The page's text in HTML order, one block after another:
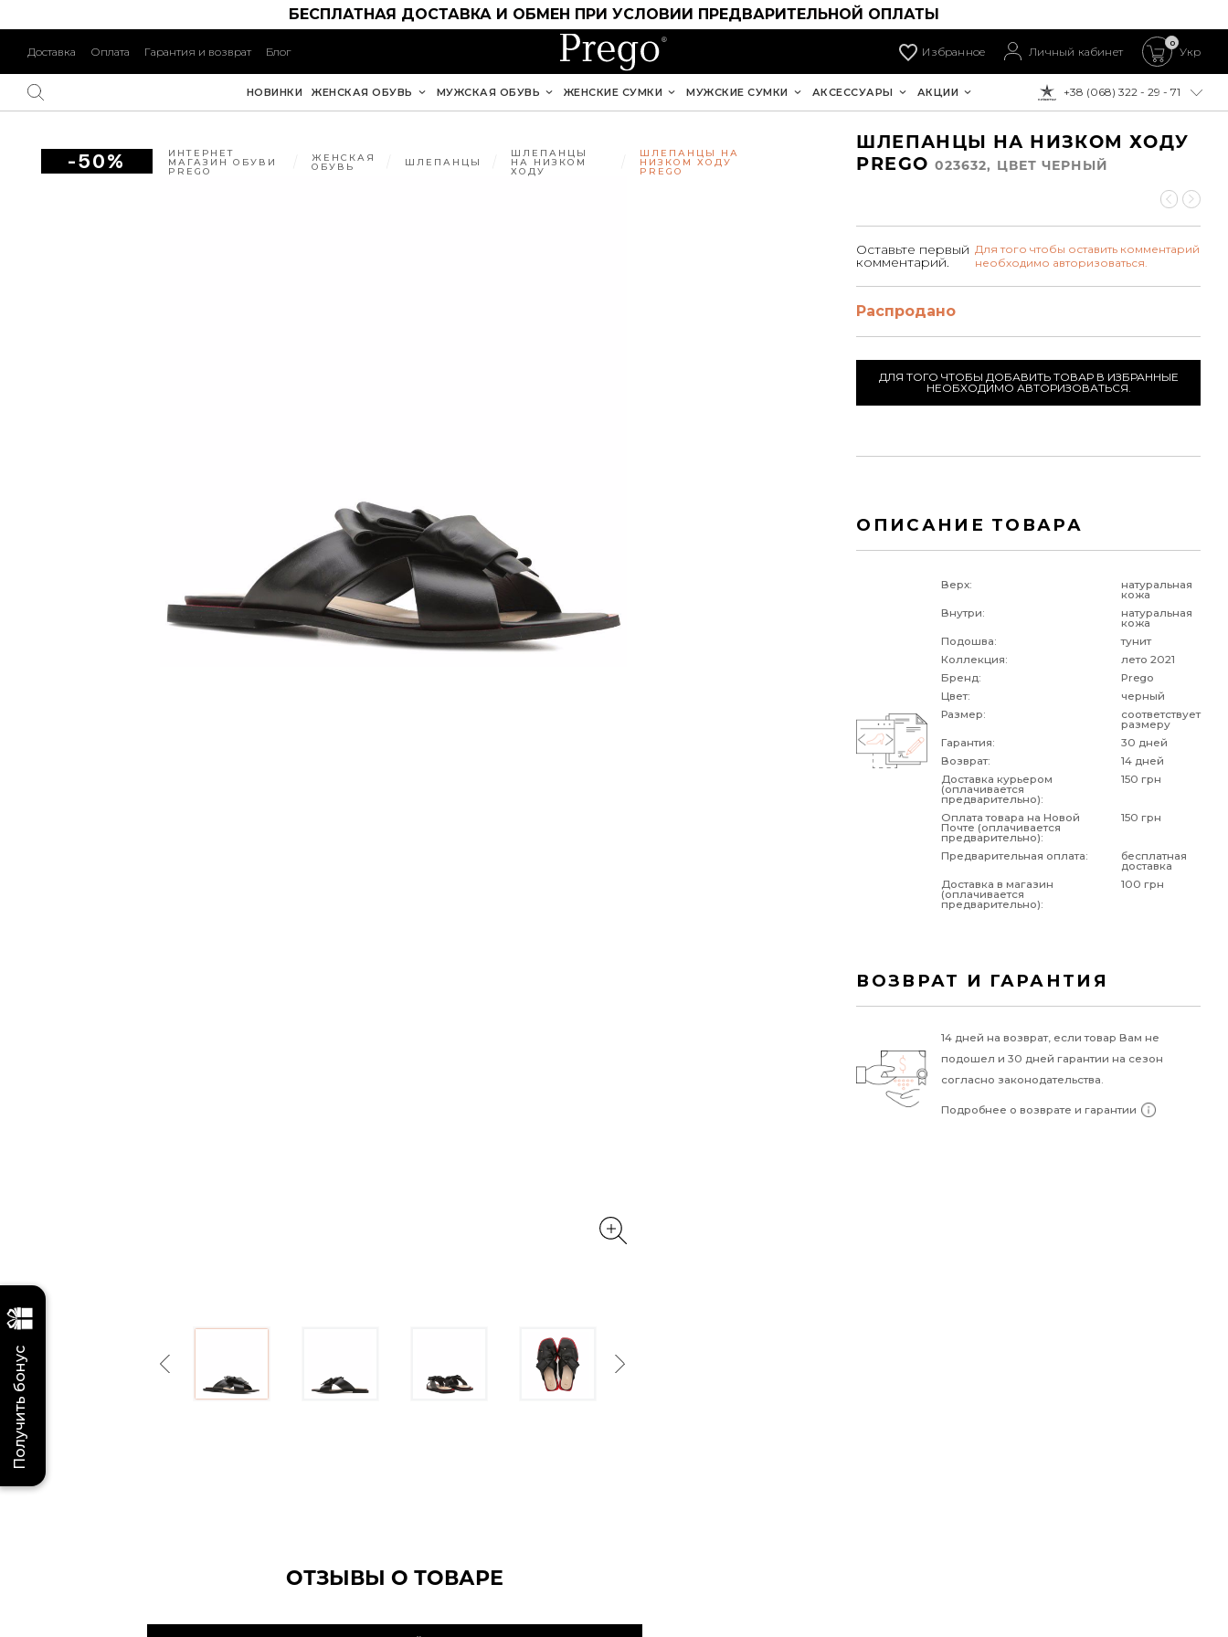
БЕСПЛАТНАЯ ДОСТАВКА И ОБМЕН ПРИ УСЛОВИИ ПРЕДВАРИТЕЛЬНОЙ ОПЛАТЫ
Доставка Оплата Гарантия и возврат Блог Избранное Личный кабинет
0
Укр
К ОПЛАТЕ:
+38 (068) 322 - 29 - 71
НОВИНКИ ЖЕНСКАЯ ОБУВЬ МУЖСКАЯ ОБУВЬ ЖЕНСКИЕ СУМКИ МУЖСКИЕ СУМКИ АКСЕССУАРЫ АКЦИИ
-50% ИНТЕРНЕТ
МАГАЗИН ОБУВИ
PREGO
ЖЕНСКАЯ
ОБУВЬ ШЛЕПАНЦЫ
ШЛЕПАНЦЫ
НА НИЗКОМ
ХОДУ
ШЛЕПАНЦЫ НА
НИЗКОМ ХОДУ
PREGO
Previous Next
ОТЗЫВЫ О ТОВАРЕ
ШЛЕПАНЦЫ НА НИЗКОМ ХОДУ
PREGO 023632, ЦВЕТ ЧЕРНЫЙ
Оставьте первый
комментарий.
Для того чтобы оставить комментарий
необходимо авторизоваться.
Распродано
ДЛЯ ТОГО ЧТОБЫ ДОБАВИТЬ ТОВАР В ИЗБРАННЫЕ
НЕОБХОДИМО АВТОРИЗОВАТЬСЯ.
ОПИСАНИЕ ТОВАРА
Верх: натуральная
кожа
Внутри:
натуральная
кожа
Подошва:
тунит
Коллекция:
лето 2021
Бренд:
Prego
Цвет:
черный
Размер:
соответствует
размеру
Гарантия:
30 дней
Возврат:
14 дней
Доставка курьером
(оплачивается
предварительно):
150 грн
Оплата товара на Новой
Почте (оплачивается
предварительно):
150 грн
Предварительная оплата: бесплатная
доставка
Доставка в магазин
(оплачивается
предварительно):
100 грн
ВОЗВРАТ И ГАРАНТИЯ
14 дней на возврат, если товар Вам не
подошел и 30 дней гарантии на сезон
согласно законодательства.
Подробнее о возврате и гарантии
Получить бонус